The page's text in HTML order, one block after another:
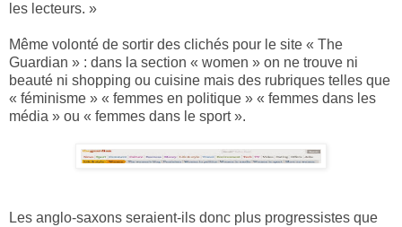
les lecteurs. »
Même volonté de sortir des clichés pour le site « The
Guardian » : dans la section « women » on ne trouve ni
beauté ni shopping ou cuisine mais des rubriques telles que
« féminisme » « femmes en politique » « femmes dans les
média » ou « femmes dans le sport ».
Les anglo-saxons seraient-ils donc plus progressistes que